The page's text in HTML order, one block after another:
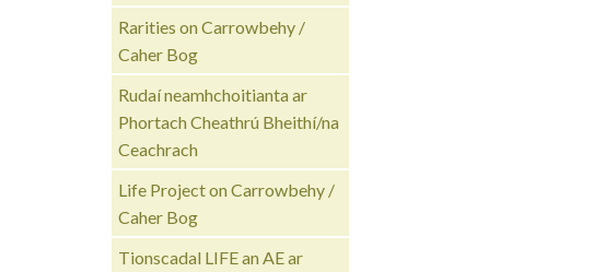
Rarities on Carrowbehy /
Caher Bog
Rudaí neamhchoitianta ar
Phortach Cheathrú Bheithí/na
Ceachrach
Life Project on Carrowbehy /
Caher Bog
Tionscadal LIFE an AE ar